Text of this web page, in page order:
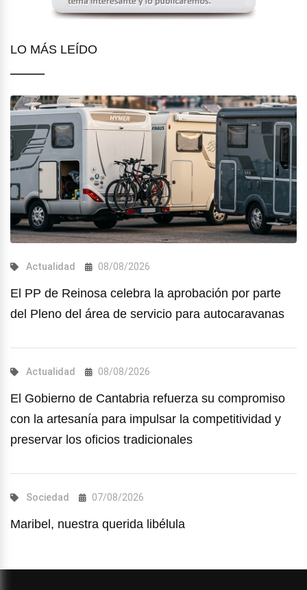
LO MÁS LEÍDO
Actualidad 08/08/2026
El PP de Reinosa celebra la aprobación por parte
del Pleno del área de servicio para autocaravanas
Actualidad 08/08/2026
El Gobierno de Cantabria refuerza su compromiso
con la artesanía para impulsar la competitividad y
preservar los oficios tradicionales
Sociedad 07/08/2026
Maribel, nuestra querida libélula